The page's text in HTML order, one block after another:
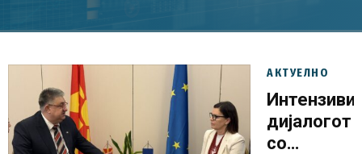
МОЗАИК
АКТУЕЛНО
дијалогот
со